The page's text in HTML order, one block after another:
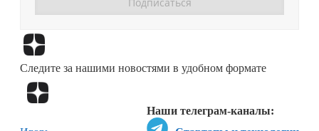
Следите за нашими новостями в удобном формате
Наши телеграм-каналы: